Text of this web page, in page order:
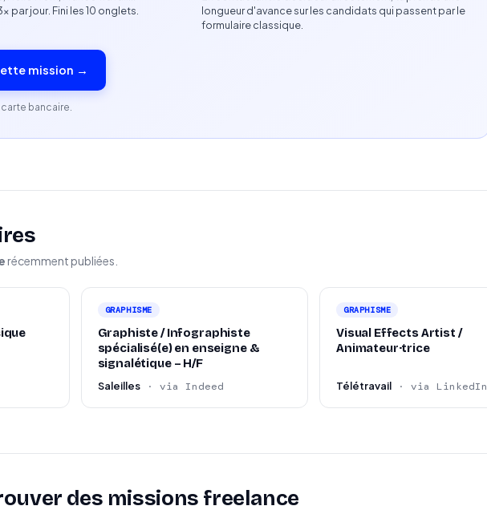
création de contenus vidéo et motion design.
visuels adaptés à différents canaux de communication.
et de la cohérence visuelle.
des partis pris créatifs.
une équipe créative.
décoration, du mobilier et du design appréciée.
par jour. Fini les 10 onglets.
longueur d'avance sur les candidats qui passent par le
formulaire classique.
mission →
bancaire.
récemment publiées.
GRAPHISME
Graphiste / Infographiste
spécialisé(e) en enseigne &
signalétique – H/F
Saleilles · via Indeed
GRAPHISME
Visual Effects Artist /
Animateur·trice
Télétravail · via LinkedIn
des missions freelance